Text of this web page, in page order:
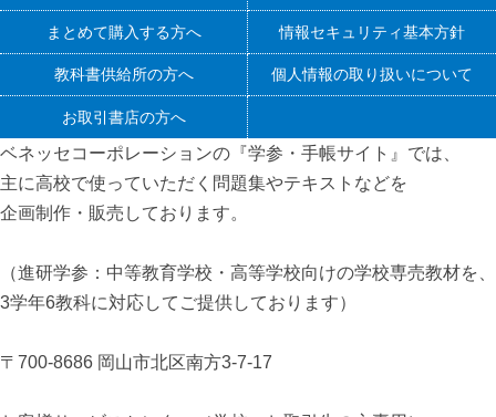
まとめて購入する方へ 情報セキュリティ基本方針
教科書供給所の方へ 個人情報の取り扱いについて
お取引書店の方へ
ベネッセコーポレーションの『学参・手帳サイト』 では、
主に高校で使っていただく問題集やテキストなどを
企画制作・販売しております。
（進研学参：中等教育学校・高等学校向けの学校専売教材を、
3学年6教科に対応してご提供しております）
〒700-8686 岡山市北区南方3-7-17